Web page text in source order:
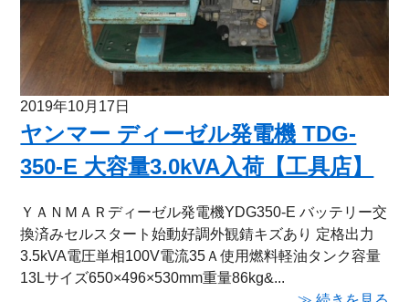
2019年10月17日
ヤンマー ディーゼル発電機 TDG-
350-E 大容量3.0kVA入荷【工具店】
ＹＡＮＭＡＲディーゼル発電機YDG350-E バッテリー交
換済みセルスタート始動好調外観錆キズあり 定格出力
3.5kVA電圧単相100V電流35Ａ使用燃料軽油タンク容量
13Lサイズ650×496×530mm重量86kg&...